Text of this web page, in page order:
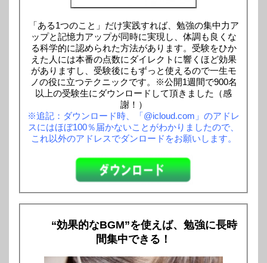
「ある1つのこと」だけ実践すれば、勉強の集中力ア
ップと記憶力アップが同時に実現し、体調も良くな
る科学的に認められた方法があります。受験をひか
えた人には本番の点数にダイレクトに響くほど効果
がありますし、受験後にもずっと使えるので一生モ
ノの役に立つテクニックです。※公開1週間で900名
以上の受験生にダウンロードして頂きました（感
謝！）
※追記：ダウンロード時、「@icloud.com」のアドレ
スにはほぼ100％届かないことがわかりましたので、
これ以外のアドレスでダンロードをお願いします。
“効果的なBGM”を使えば、勉強に長時
間集中できる！